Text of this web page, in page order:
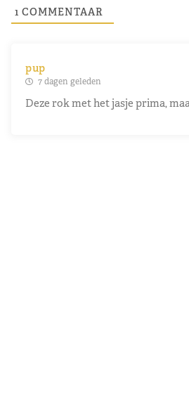
1 COMMENTAAR
pup
7 dagen geleden
Deze rok met het jasje prima,